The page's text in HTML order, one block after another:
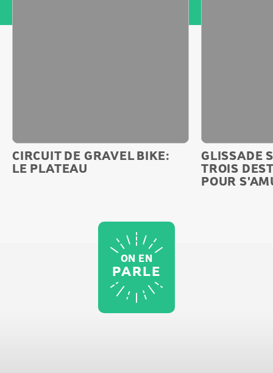
CIRCUIT DE GRAVEL BIKE:
LE PLATEAU
GLISSADE
TROIS
POUR
ON EN
PARLE